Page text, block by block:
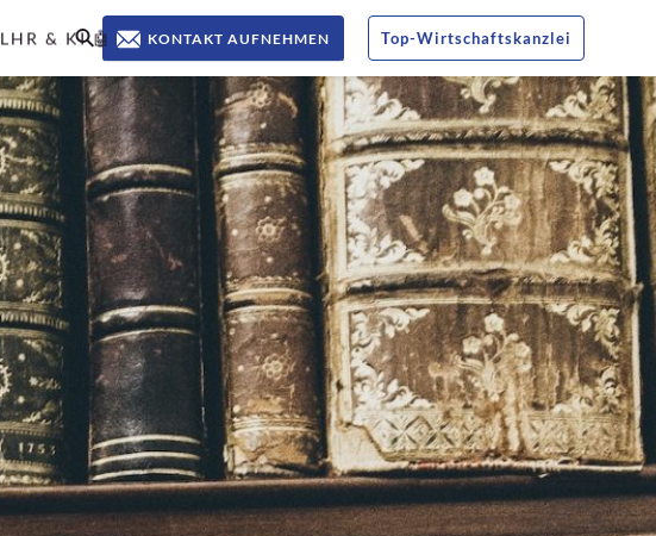
Top-Wirtschaftskanzlei
KONTAKT AUFNEHMEN
LHR & KI 🤖